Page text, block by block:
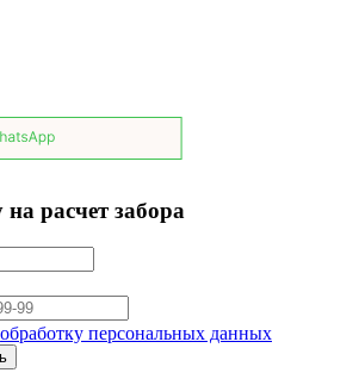
на расчет забора
обработку персональных данных